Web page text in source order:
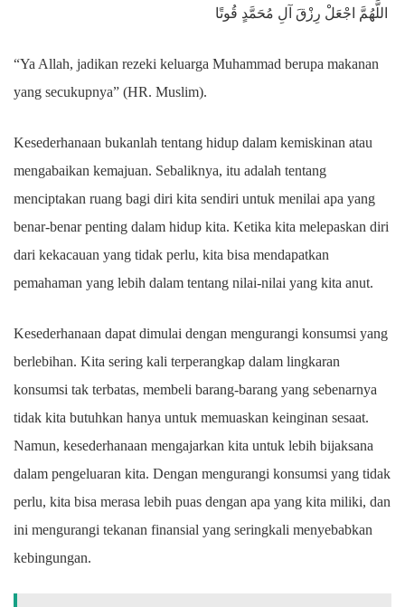
“Ya Allah, jadikan rezeki keluarga Muhammad berupa makanan
yang secukupnya” (HR. Muslim).
Kesederhanaan bukanlah tentang hidup dalam kemiskinan atau
mengabaikan kemajuan. Sebaliknya, itu adalah tentang
menciptakan ruang bagi diri kita sendiri untuk menilai apa yang
benar-benar penting dalam hidup kita. Ketika kita melepaskan diri
dari kekacauan yang tidak perlu, kita bisa mendapatkan
pemahaman yang lebih dalam tentang nilai-nilai yang kita anut.
Kesederhanaan dapat dimulai dengan mengurangi konsumsi yang
berlebihan. Kita sering kali terperangkap dalam lingkaran
konsumsi tak terbatas, membeli barang-barang yang sebenarnya
tidak kita butuhkan hanya untuk memuaskan keinginan sesaat.
Namun, kesederhanaan mengajarkan kita untuk lebih bijaksana
dalam pengeluaran kita. Dengan mengurangi konsumsi yang tidak
perlu, kita bisa merasa lebih puas dengan apa yang kita miliki, dan
ini mengurangi tekanan finansial yang seringkali menyebabkan
kebingungan.